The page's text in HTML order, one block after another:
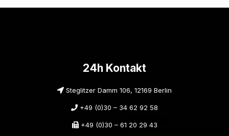
24h Kontakt
Steglitzer Damm 106, 12169 Berlin
+49 (0)30 – 34 62 92 58
+49 (0)30 – 61 20 29 43